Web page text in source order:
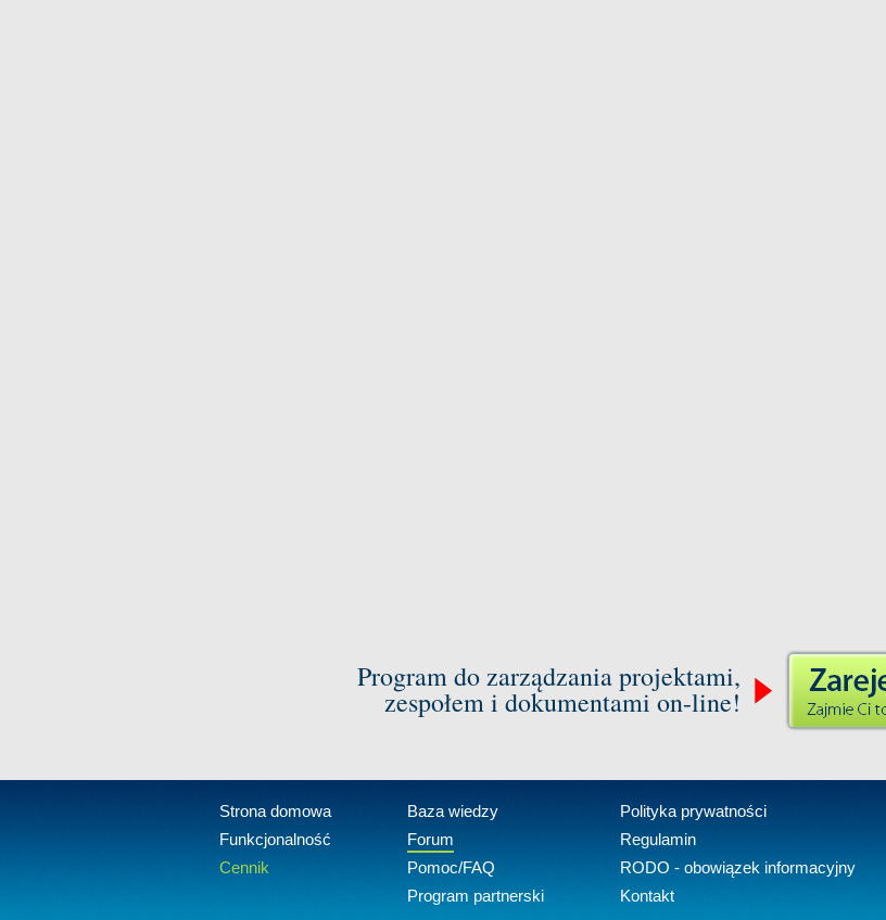
Program do zarządzania projektami,
zespołem i dokumentami on-line!
Strona domowa
Funkcjonalność
Cennik
Baza wiedzy
Forum
Pomoc/FAQ
Program partnerski
Polityka prywatności
Regulamin
RODO - obowiązek informacyjny
Kontakt